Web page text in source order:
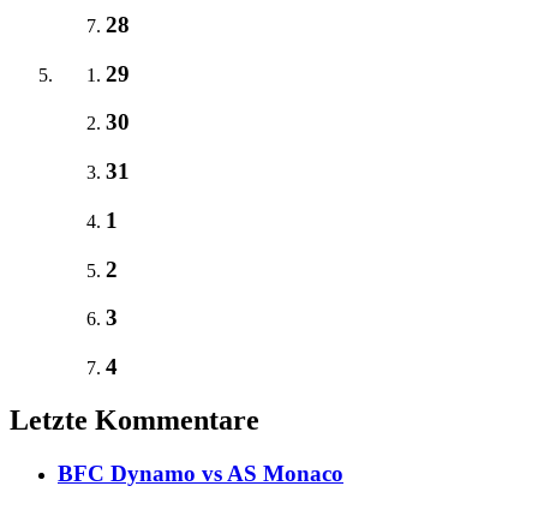
28
29
30
31
1
2
3
4
Letzte Kommentare
BFC Dynamo vs AS Monaco